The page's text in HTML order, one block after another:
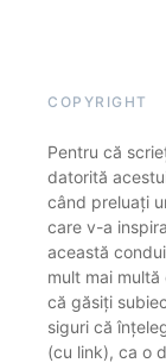
COPYRIGHT
Pentru că
datorită
când preluați
care v-a
această
mult mai
că găsiți
siguri că
(cu link), ca o